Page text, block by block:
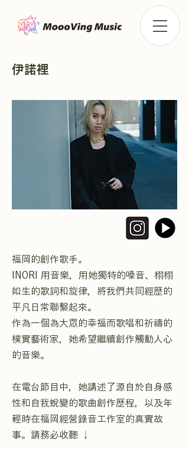
福岡的創作歌手。
INORI 用音樂，用她獨特的嗓音、栩栩
如生的歌詞和旋律，將我們共同經歷的
平凡日常聯繫起來。
作為一個為大眾的幸福而歌唱和祈禱的
樸實藝術家，她希望繼續創作觸動人心
的音樂。
在電台節目中，她講述了源自於自身感
性和自我蛻變的歌曲創作歷程，以及年
輕時在福岡經營錄音工作室的真實故
事。請務必收聽 ↓
伊諾裡